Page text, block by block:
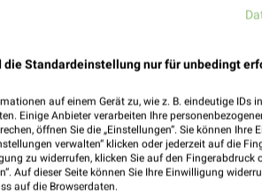
die Standardeinstellung nur für unbedingt
auf einem Gerät zu, wie z. B. eindeutige IDs
Einige Anbieter verarbeiten Ihre
öffnen Sie die „Einstellungen“. Sie können Ihre
verwalten“ klicken oder jederzeit auf die
zu widerrufen, klicken Sie auf den Fingerabdruck
Auf dieser Seite können Sie Ihre Einwilligung
auf die Browserdaten.